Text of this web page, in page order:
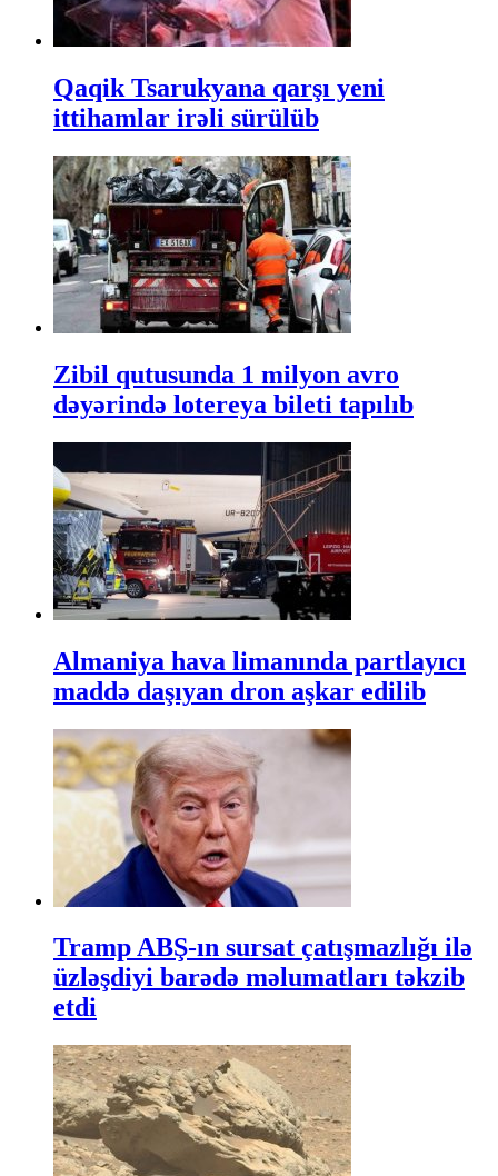
Qaqik Tsarukyana qarşı yeni
ittihamlar irəli sürülüb
Zibil qutusunda 1 milyon avro
dəyərində lotereya bileti tapılıb
Almaniya hava limanında partlayıcı
maddə daşıyan dron aşkar edilib
Tramp ABŞ-ın sursat çatışmazlığı ilə
üzləşdiyi barədə məlumatları təkzib
etdi